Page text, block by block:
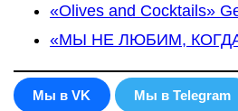
«Olives and Cocktails»
«МЫ НЕ ЛЮБИМ,
Мы в VK Мы в Telegram